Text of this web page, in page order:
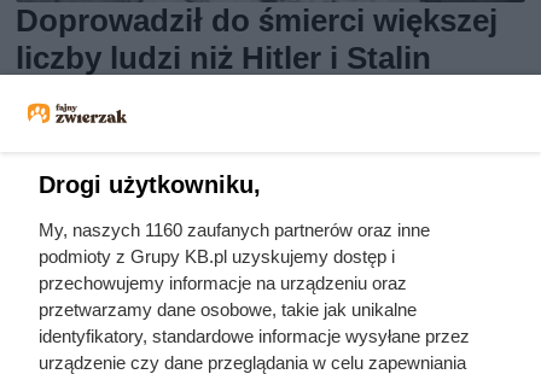
Doprowadził do śmierci większej
liczby ludzi niż Hitler i Stalin
razem wzięci. Mimo to czczą go
jako bohatera
Drogi użytkowniku,
My, naszych 1160 zaufanych partnerów oraz inne
podmioty z Grupy KB.pl uzyskujemy dostęp i
przechowujemy informacje na urządzeniu oraz
przetwarzamy dane osobowe, takie jak unikalne
identyfikatory, standardowe informacje wysyłane przez
urządzenie czy dane przeglądania w celu zapewniania